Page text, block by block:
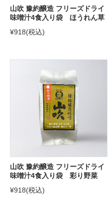
山吹 豫約醸造 フリーズドライ
味噌汁4食入り袋 ほうれん草
¥918(税込)
山吹 豫約醸造 フリーズドライ
味噌汁4食入り袋 彩り野菜
¥918(税込)